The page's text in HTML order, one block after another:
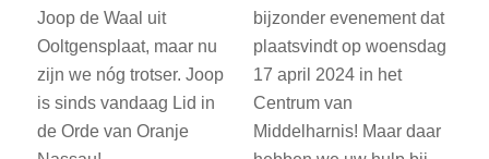
Joop de Waal uit
Ooltgensplaat, maar nu
zijn we nóg trotser. Joop
is sinds vandaag Lid in
de Orde van Oranje
bijzonder evenement dat
plaatsvindt op woensdag
17 april 2024 in het
Centrum van
Middelharnis! Maar daar